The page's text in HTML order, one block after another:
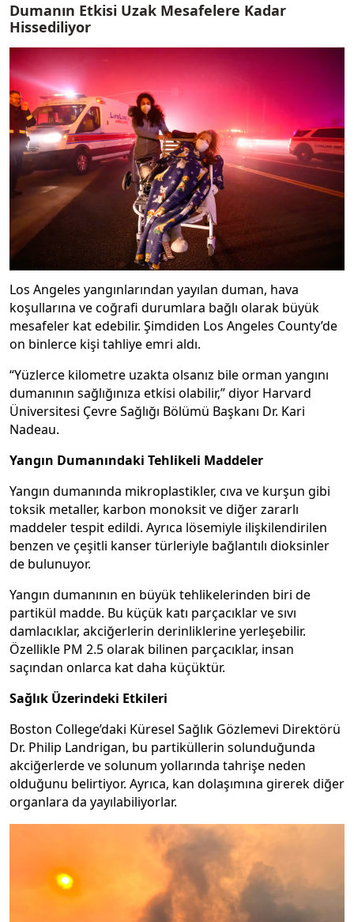
Dumanın Etkisi Uzak Mesafelere Kadar
Hissediliyor
Los Angeles yangınlarından yayılan duman, hava
koşullarına ve coğrafi durumlara bağlı olarak büyük
mesafeler kat edebilir. Şimdiden Los Angeles County’de
on binlerce kişi tahliye emri aldı.
“Yüzlerce kilometre uzakta olsanız bile orman yangını
dumanının sağlığınıza etkisi olabilir,” diyor Harvard
Üniversitesi Çevre Sağlığı Bölümü Başkanı Dr. Kari
Nadeau.
Yangın Dumanındaki Tehlikeli Maddeler
Yangın dumanında mikroplastikler, cıva ve kurşun gibi
toksik metaller, karbon monoksit ve diğer zararlı
maddeler tespit edildi. Ayrıca lösemiyle ilişkilendirilen
benzen ve çeşitli kanser türleriyle bağlantılı dioksinler
de bulunuyor.
Yangın dumanının en büyük tehlikelerinden biri de
partikül madde. Bu küçük katı parçacıklar ve sıvı
damlacıklar, akciğerlerin derinliklerine yerleşebilir.
Özellikle PM 2.5 olarak bilinen parçacıklar, insan
saçından onlarca kat daha küçüktür.
Sağlık Üzerindeki Etkileri
Boston College’daki Küresel Sağlık Gözlemevi Direktörü
Dr. Philip Landrigan, bu partiküllerin solunduğunda
akciğerlerde ve solunum yollarında tahrişe neden
olduğunu belirtiyor. Ayrıca, kan dolaşımına girerek diğer
organlara da yayılabiliyorlar.